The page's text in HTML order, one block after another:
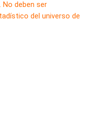
deben ser
del universo de